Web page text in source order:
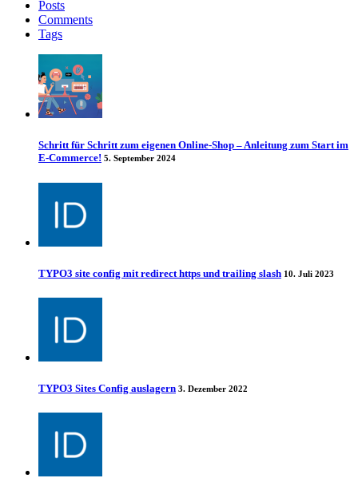
Posts
Comments
Tags
Schritt für Schritt zum eigenen Online-Shop – Anleitung zum Start im
E-Commerce! 5. September 2024
TYPO3 site config mit redirect https und trailing slash 10. Juli 2023
TYPO3 Sites Config auslagern 3. Dezember 2022